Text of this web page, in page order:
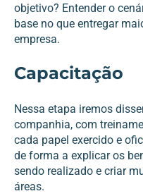
objetivo? Entender o
base no que entregar
empresa.
Capacitação
Nessa etapa iremos
companhia, com
cada papel exercido e
de forma a explicar os
sendo realizado e criar
áreas.